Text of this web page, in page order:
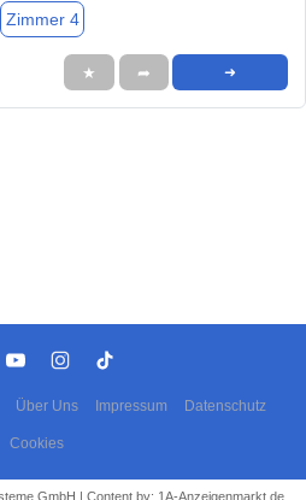
Zimmer 4
★ ➦ ➜
Über Uns Impressum Datenschutz
Cookies
GmbH | Content by: 1A-Anzeigenmarkt.de